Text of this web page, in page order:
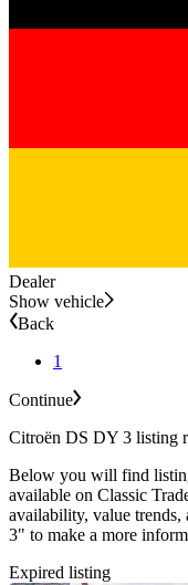
Dealer
Show vehicle
Back
1
Continue
Citroën DS DY 3 listing
Below you will find
available on Classic
availability, value
3" to make a more
Expired listing